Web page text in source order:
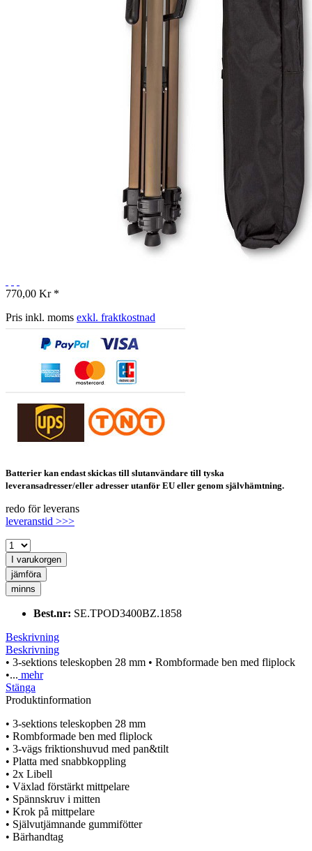
770,00 Kr *
Pris inkl. moms exkl. fraktkostnad
Batterier kan endast skickas till slutanvändare till tyska
leveransadresser/eller adresser utanför EU eller genom självhämtning.
redo för leverans
leveranstid >>>
I varukorgen
jämföra
minns
Best.nr: SE.TPOD3400BZ.1858
Beskrivning
Beskrivning
• 3-sektions teleskopben 28 mm • Rombformade ben med fliplock
•... mehr
Stänga
Produktinformation
• 3-sektions teleskopben 28 mm
• Rombformade ben med fliplock
• 3-vägs friktionshuvud med pan&tilt
• Platta med snabbkoppling
• 2x Libell
• Växlad förstärkt mittpelare
• Spännskruv i mitten
• Krok på mittpelare
• Självutjämnande gummifötter
• Bärhandtag